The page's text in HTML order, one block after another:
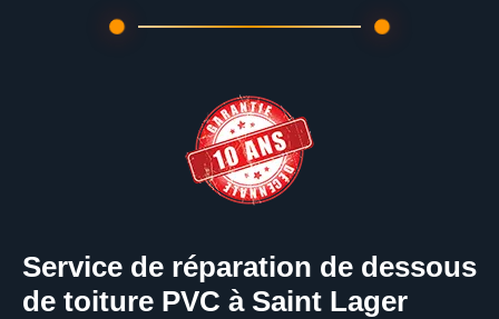
Service de réparation de dessous
de toiture PVC à Saint Lager